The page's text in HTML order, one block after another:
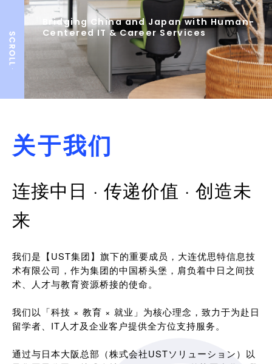
Bridging China and Japan with Human-
Centered IT & Career Services
关于我们
连接中日 · 传递价值 · 创造未
来
我们是【UST集团】旗下的重要成员，大连优思特信息技
术有限公司，作为集团的中国桥头堡，肩负着中日之间技
术、人才与教育资源桥接的使命。
我们以「科技 × 教育 × 就业」为核心理念，致力于为赴日
留学者、IT人才及企业客户提供全方位支持服务。
通过与日本大阪总部（株式会社USTソリューション）以